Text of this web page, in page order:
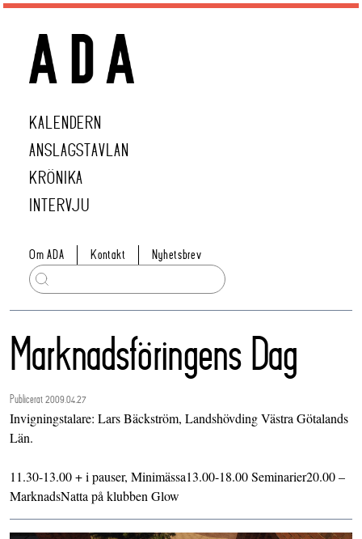
KALENDERN
ANSLAGSTAVLAN
KRÖNIKA
INTERVJU
Om ADA Kontakt Nyhetsbrev
Marknadsföringens Dag
Publicerat 2009.04.27
Invigningstalare: Lars Bäckström, Landshövding Västra Götalands
Län.
11.30-13.00 + i pauser, Minimässa13.00-18.00 Seminarier20.00 –
MarknadsNatta på klubben Glow